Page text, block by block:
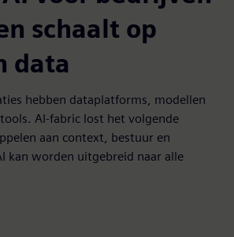
schaalt op
data
hebben dataplatforms, modellen
AI-fabric lost het volgende
aan context, bestuur en
kan worden uitgebreid naar alle